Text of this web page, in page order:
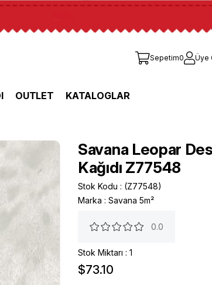
Sepetim0 Üye
OUTLET KATALOGLAR
Savana Leopar
Kağıdı Z77548
Stok Kodu
(Z77548)
Marka : Savana 5m²
0.0
Stok Miktarı : 1
$73.10